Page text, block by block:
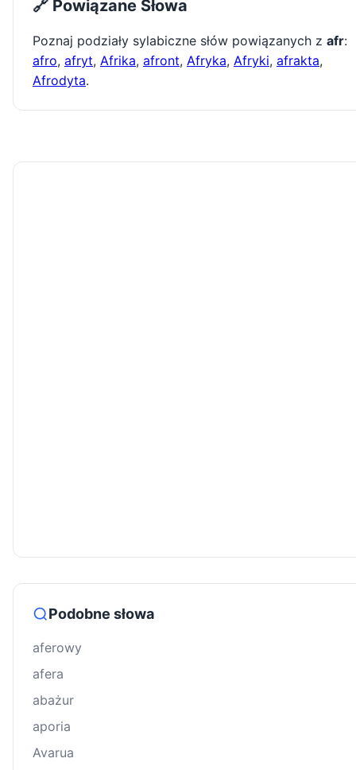
🔗 Powiązane Słowa
Poznaj podziały sylabiczne słów powiązanych z afr:
afro, afryt, Afrika, afront, Afryka, Afryki, afrakta,
Afrodyta.
Podobne słowa
aferowy
afera
abażur
aporia
Avarua